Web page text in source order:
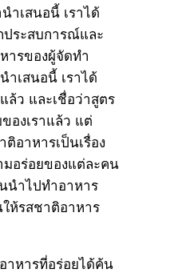
ำเสนอนี้ เราได้
ระสบการณ์และ
ารของผู้จัดทำ
ำเสนอนี้ เราได้
ล้ว และเชื่อว่าสูตร
องเราแล้ว แต่
อาหารเป็นเรื่อง
อร่อยของแต่ละคน
นำไปทำอาหาร
ห้รสชาติอาหาร
หารที่อร่อยได้ค้น